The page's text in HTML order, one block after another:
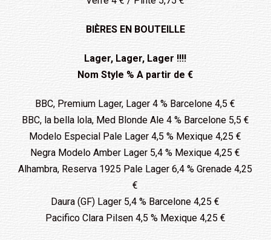
BIÈRES EN BOUTEILLE
Lager, Lager, Lager !!!!
Nom Style % A partir de €
BBC, Premium Lager, Lager 4 % Barcelone 4,5 €
BBC, la bella lola, Med Blonde Ale 4 % Barcelone 5,5 €
Modelo Especial Pale Lager 4,5 % Mexique 4,25 €
Negra Modelo Amber Lager 5,4 % Mexique 4,25 €
Alhambra, Reserva 1925 Pale Lager 6,4 % Grenade 4,25
€
Daura (GF) Lager 5,4 % Barcelone 4,25 €
Pacifico Clara Pilsen 4,5 % Mexique 4,25 €